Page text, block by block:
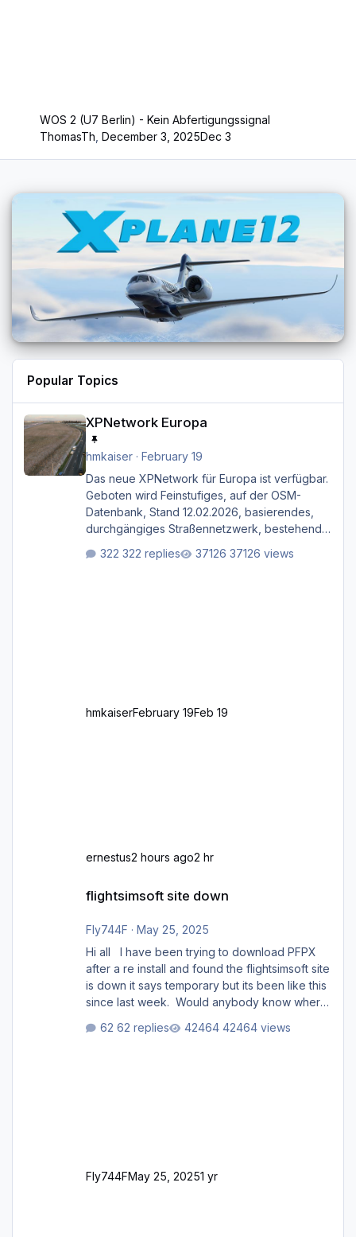
WOS 2 (U7 Berlin) - Kein Abfertigungssignal
ThomasTh ,December 3, 2025Dec 3
Popular Topics
XPNetwork Europa
hmkaiser· February 19
Das neue XPNetwork für Europa ist verfügbar.
Geboten wird Feinstufiges, auf der OSM-
Datenbank, Stand 12.02.2026, basierendes,
durchgängiges Straßen­netzwerk, bestehend
sekundären, tertiären und sonstigen Straßen,
322 replies 37126 views
hmkaiserFebruary 19Feb 19
ernestus2 hours ago2 hr
flightsimsoft site down
Fly744F · May 25, 2025
Hi all I have been trying to download PFPX
after a re install and found the flightsimsoft site
is down it says temporary but its been like this
since last week. Would anybody know where
support email for them either. thank you
62 replies 42464 views
Fly744FMay 25, 20251 yr